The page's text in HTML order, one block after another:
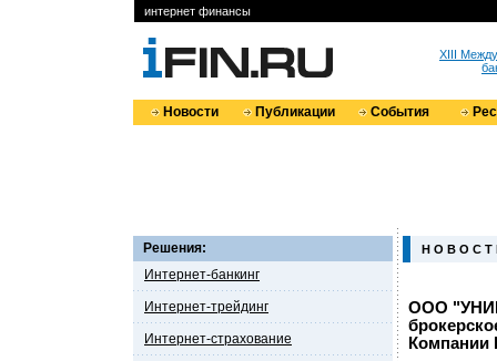
интернет финансы
XIII
Новости Публикации События
Решения:
Интернет-банкинг
Интернет-трейдинг
Интернет-страхование
Н О В О С Т
ООО
Компании